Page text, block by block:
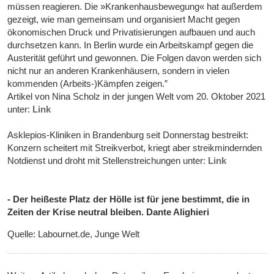
müssen reagieren. Die »Krankenhausbewegung« hat außerdem
gezeigt, wie man gemeinsam und organisiert Macht gegen
ökonomischen Druck und Privatisierungen aufbauen und auch
durchsetzen kann. In Berlin wurde ein Arbeitskampf gegen die
Austerität geführt und gewonnen. Die Folgen davon werden sich
nicht nur an anderen Krankenhäusern, sondern in vielen
kommenden (Arbeits-)Kämpfen zeigen.”
Artikel von Nina Scholz in der jungen Welt vom 20. Oktober 2021
unter: Link
Asklepios-Kliniken in Brandenburg seit Donnerstag bestreikt:
Konzern scheitert mit Streikverbot, kriegt aber streikmindernden
Notdienst und droht mit Stellenstreichungen unter: Link
- Der heißeste Platz der Hölle ist für jene bestimmt, die in
Zeiten der Krise neutral bleiben. Dante Alighieri
Quelle: Labournet.de, Junge Welt